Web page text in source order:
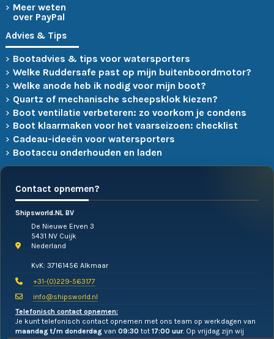
Meer weten
over PayPal
Advies & Tips
Bootadvies & tips voor watersporters
Welke Ruddersafe past op mijn buitenboordmotor?
Welke anode heb ik nodig voor mijn boot?
Quartz of mechanische scheepsklok kiezen?
Boot ventilatie verbeteren: zo voorkom je condens
Boot klaarmaken voor het vaarseizoen: checklist
Cadeau-ideeën voor watersporters
Bootaccu onderhouden en laden
Contact opnemen?
Shipsworld.NL BV
De Nieuwe Erven 3
5431 NV Cuijk
Nederland
KvK: 37161456 Alkmaar
+31-(0)229-563177
info@shipsworld.nl
Telefonisch contact opnemen:
Je kunt telefonisch contact opnemen met ons team op werkdagen van
maandag t/m donderdag van 09:30 tot 17:00 uur. Op vrijdag zijn wij